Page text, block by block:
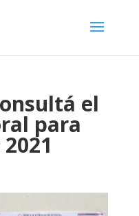
el
para